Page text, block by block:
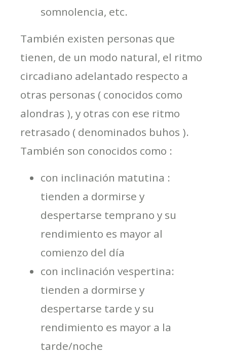
somnolencia, etc.
También existen personas que
tienen, de un modo natural, el ritmo
circadiano adelantado respecto a
otras personas ( conocidos como
alondras ), y otras con ese ritmo
retrasado ( denominados buhos ).
También son conocidos como :
con inclinación matutina :
tienden a dormirse y
despertarse temprano y su
rendimiento es mayor al
comienzo del día
con inclinación vespertina:
tienden a dormirse y
despertarse tarde y su
rendimiento es mayor a la
tarde/noche